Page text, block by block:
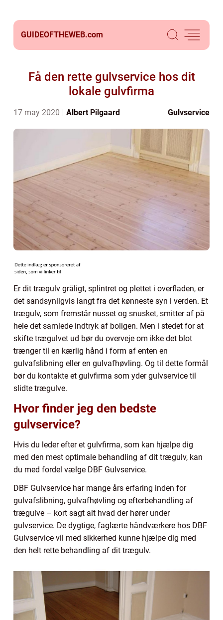
GUIDEOFTHEWEB.com
Få den rette gulvservice hos dit
lokale gulvfirma
17 may 2020 Albert Pilgaard Gulvservice
Er dit trægulv gråligt, splintret og plettet i overfladen, er
det sandsynligvis langt fra det kønneste syn i verden. Et
trægulv, som fremstår nusset og snusket, smitter af på
hele det samlede indtryk af boligen. Men i stedet for at
skifte trægulvet ud bør du overveje om ikke det blot
trænger til en kærlig hånd i form af enten en
gulvafslibning eller en gulvafhøvling. Og til dette formål
bør du kontakte et gulvfirma som yder gulvservice til
slidte trægulve.
Hvor finder jeg den bedste
gulvservice?
Hvis du leder efter et gulvfirma, som kan hjælpe dig
med den mest optimale behandling af dit trægulv, kan
du med fordel vælge DBF Gulvservice.
DBF Gulvservice har mange års erfaring inden for
gulvafslibning, gulvafhøvling og efterbehandling af
trægulve – kort sagt alt hvad der hører under
gulvservice. De dygtige, faglærte håndværkere hos DBF
Gulvservice vil med sikkerhed kunne hjælpe dig med
den helt rette behandling af dit trægulv.